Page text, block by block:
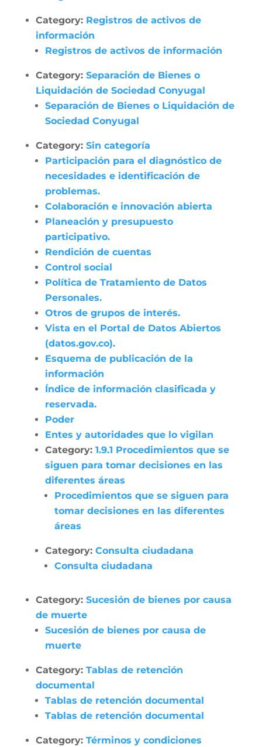
Category: Registros de activos de
información
Registros de activos de información
Category: Separación de Bienes o
Liquidación de Sociedad Conyugal
Separación de Bienes o Liquidación de
Sociedad Conyugal
Category: Sin categoría
Participación para el diagnóstico de
necesidades e identificación de
problemas.
Colaboración e innovación abierta
Planeación y presupuesto
participativo.
Rendición de cuentas
Control social
Política de Tratamiento de Datos
Personales.
Otros de grupos de interés.
Vista en el Portal de Datos Abiertos
(datos.gov.co).
Esquema de publicación de la
información
Índice de información clasificada y
reservada.
Poder
Entes y autoridades que lo vigilan
Category: 1.9.1 Procedimientos que se
siguen para tomar decisiones en las
diferentes áreas
Procedimientos que se siguen para
tomar decisiones en las diferentes
áreas
Category: Consulta ciudadana
Consulta ciudadana
Category: Sucesión de bienes por causa
de muerte
Sucesión de bienes por causa de
muerte
Category: Tablas de retención
documental
Tablas de retención documental
Tablas de retención documental
Category: Términos y condiciones